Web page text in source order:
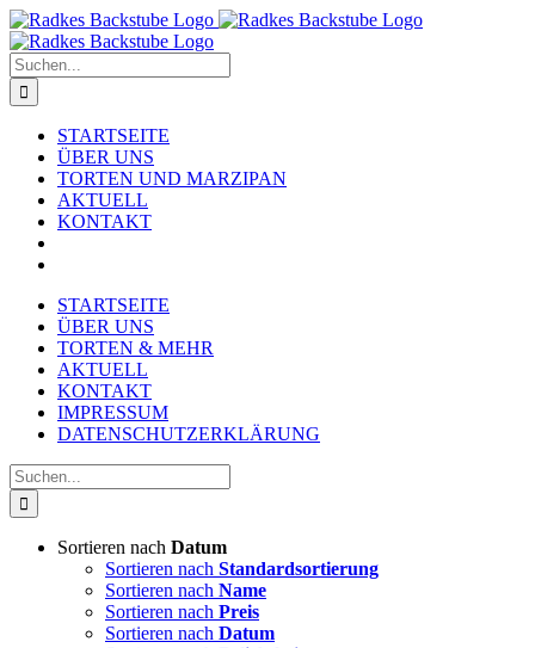
Zum
Inhalt
springen
Suche
nach:
STARTSEITE
ÜBER UNS
TORTEN UND MARZIPAN
AKTUELL
KONTAKT
STARTSEITE
ÜBER UNS
TORTEN & MEHR
AKTUELL
KONTAKT
IMPRESSUM
DATENSCHUTZERKLÄRUNG
Suche
nach:
Sortieren nach Datum
Sortieren nach Standardsortierung
Sortieren nach Name
Sortieren nach Preis
Sortieren nach Datum